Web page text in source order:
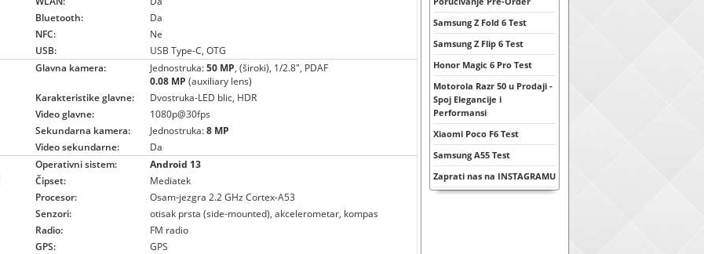
Bluetooth:
Da
NFC:
Ne
USB:
USB Type-C, OTG
Glavna kamera: Jednostruka:50 MP, (široki), 1/2.8", PDAF
0.08 MP (auxiliary lens)
Karakteristike glavne:
Dvostruka-LED blic, HDR
Video glavne:
1080p@30fps
Sekundarna kamera:
Jednostruka:8 MP
Video sekundarne:
Da
Operativni sistem:
Android 13
Čipset:
Mediatek
Procesor:
Osam-jezgra 2.2 GHz Cortex-A53
Senzori:
otisak prsta (side-mounted), akcelerometar, kompas
Radio:
FM radio
GPS:
GPS
Samsung Z Fold 6 Test
Samsung Z Flip 6 Test
Honor Magic 6 Pro Test
Motorola Razr 50 u Prodaji -
Spoj Elegancije i
Performansi
Xiaomi Poco F6 Test
Samsung A55 Test
Zaprati nas na INSTAGRAMU